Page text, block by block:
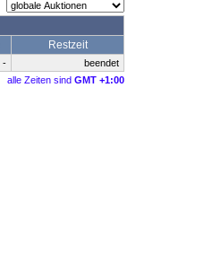
Restzeit
-
beendet
alle Zeiten sind GMT +1:00